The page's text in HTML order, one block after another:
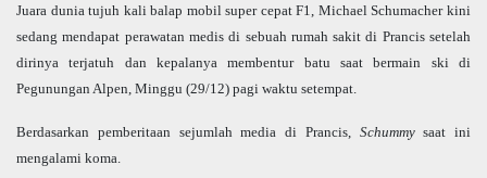
Juara dunia tujuh kali balap mobil super cepat F1, Michael Schumacher kini
sedang mendapat perawatan medis di sebuah rumah sakit di Prancis setelah
dirinya terjatuh dan kepalanya membentur batu saat bermain ski di
Pegunungan Alpen, Minggu (29/12) pagi waktu setempat.
Berdasarkan pemberitaan sejumlah media di Prancis, Schummysaat ini
mengalami koma.